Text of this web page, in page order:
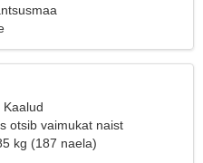
otsib vaimukat naist
kg (187 naela)